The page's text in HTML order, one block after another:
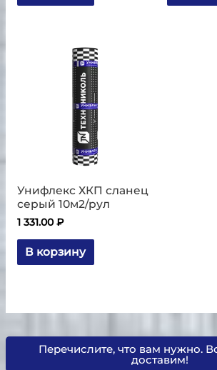
Перечислите, что вам нужно.
доставим!
Унифлекс ХКП сланец
серый 10м2/рул
1 331.00₽
В корзину